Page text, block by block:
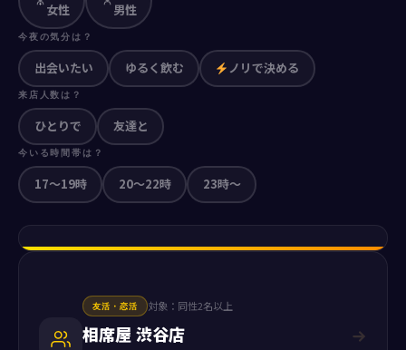
女性 男性
今夜の気分は？
出会いたい ゆるく飲む ノリで決める
来店人数は？
ひとりで 友達と
今いる時間帯は？
17〜19時 20〜22時 23時〜
友活・恋活 対象：同性2名以上
相席屋 渋谷店